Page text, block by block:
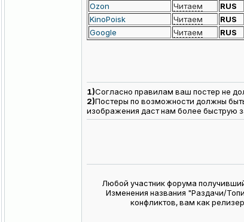
Ozon
Читаем
RUS
KinoPoisk
Читаем
RUS
Google
Читаем
RUS
1)Согласно правилам ваш постер не
2)Постеры по возможности должны
изображения даст нам более быструю
Любой участник форума
Изменения названия "Раздачи/
конфликтов, вам как